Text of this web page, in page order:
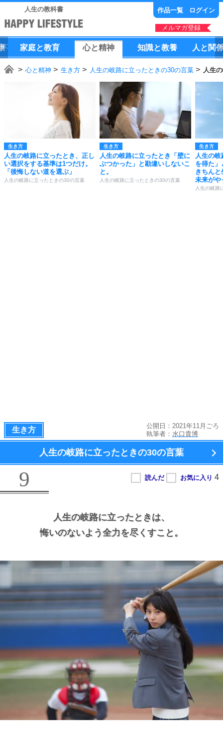
人生の教科書 作品一覧 ログイン
メルマガ登録
家庭と教育 心と精神 知識と教養 人 と 関
心と精神 生き方 人生の岐路に立ったときの30の言葉 人生
生き方
人生の岐路に立ったとき、正し
い選択をする基準は1つだけ。
「後悔しない道を選ぶ」
人生の岐路に立ったときの30の言葉
生き方
人生の岐路に立ったとき「壁に
ぶつかった」と勘違いしないこ
と。
人生の岐路に立ったときの30の言葉
生き方
人生の
を得た」
きちん
未来がや
人生の岐路
生き方
公開日：2021年11月ごろ
執筆者： 水口貴博
人生の岐路に立ったときの30の言葉
9
人生の岐路に立ったときは、
悔いのないよう全力を尽くすこと。